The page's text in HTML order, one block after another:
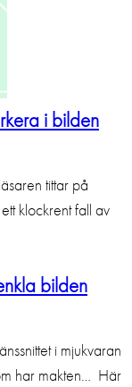
i bilden
tittar på
klockrent fall av
bilden
i mjukvaran
har makten… Här